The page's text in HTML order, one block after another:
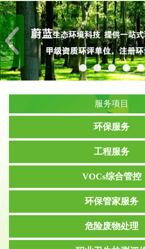
服务项目
环保服务
工程服务
VOCs综合管控
环保管家服务
危险废物处理